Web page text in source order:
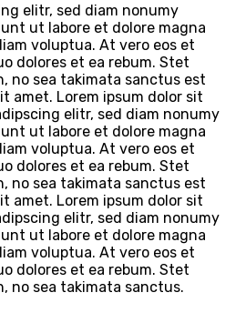
elitr, sed diam nonumy
ut labore et dolore magna
voluptua. At vero eos et
dolores et ea rebum. Stet
no sea takimata sanctus est
amet. Lorem ipsum dolor sit
elitr, sed diam nonumy
ut labore et dolore magna
voluptua. At vero eos et
dolores et ea rebum. Stet
no sea takimata sanctus est
amet. Lorem ipsum dolor sit
elitr, sed diam nonumy
ut labore et dolore magna
voluptua. At vero eos et
dolores et ea rebum. Stet
no sea takimata sanctus.